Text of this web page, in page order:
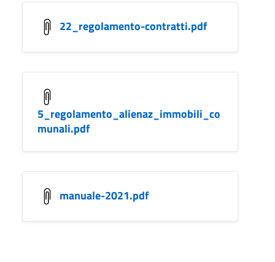
22_regolamento-contratti.pdf
5_regolamento_alienaz_immobili_co
munali.pdf
manuale-2021.pdf